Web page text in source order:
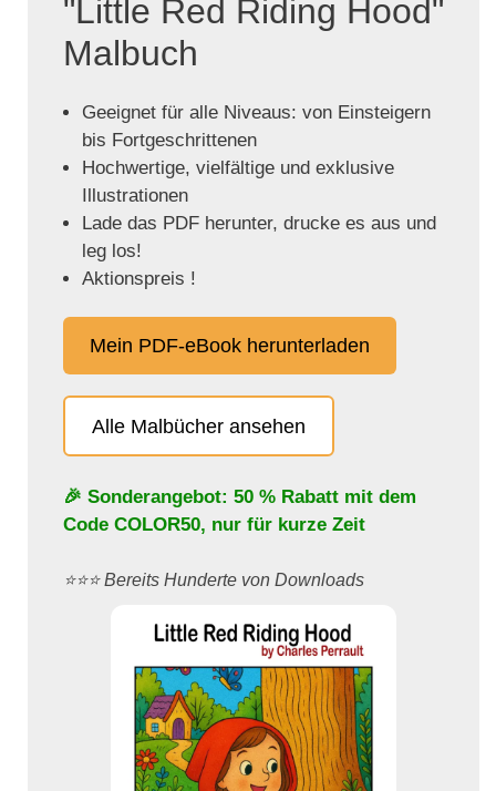
"Little Red Riding Hood"
Malbuch
Geeignet für alle Niveaus: von Einsteigern
bis Fortgeschrittenen
Hochwertige, vielfältige und exklusive
Illustrationen
Lade das PDF herunter, drucke es aus und
leg los!
Aktionspreis !
Mein PDF-eBook herunterladen
Alle Malbücher ansehen
🎉 Sonderangebot: 50 % Rabatt mit dem
Code COLOR50, nur für kurze Zeit
⭐️⭐️⭐️ Bereits Hunderte von Downloads